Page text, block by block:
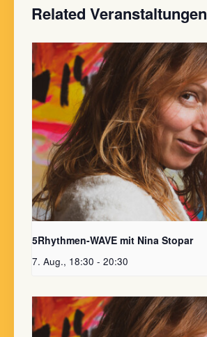
Related Veranstaltungen
5Rhythmen-WAVE mit Nina Stopar
7. Aug., 18:30 - 20:30